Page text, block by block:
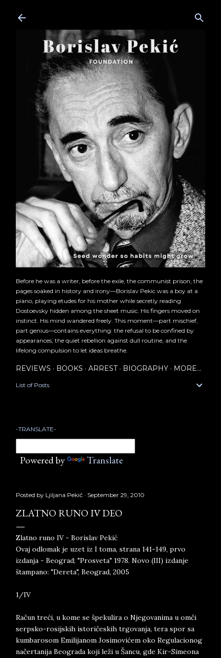
Before he was a writer, before the exile, the communist prison, the
pages soaked in history and irony—Borislav Pekic was a boy at a
piano, playing etudes for his mother while secretly reading
Dostoevsky hidden among the sheet music. His fingers moved on
instinct. His mind wandered freely. This moment—part mischief,
part genius—contains everything: the refusal to be confined by
appearances, the quiet rebellion against dull routine, and the
lifelong compulsion to let ideas breathe.
REVIEWS BOOKS ARREST BIOGRAPHY MORE…
List of Posts
-TRANSLATE-
Powered by Translate
Posted by Ljiljana Pekić September 29, 2010
ZLATNO RUNO IV DEO
Zlatno runo IV - Borislav Pekić
Ovaj odlomak je uzet iz I toma, strana 141-149, prvo
izdanja - Beograd; "Prosveta" 1978. Novo (III) izdanje
štampano: "Dereta", Beograd, 2005
1/IV
Račun treći, u kome se špekulira o Njegovanima u omči
serpsko-rosijskih istoričeskih trgovanja, tera spor sa
kumbarosom Emilijanom Josimovićem oko Regulacionog
načertanija Beograda koji leži u Šancu, gde Kir-Simeona